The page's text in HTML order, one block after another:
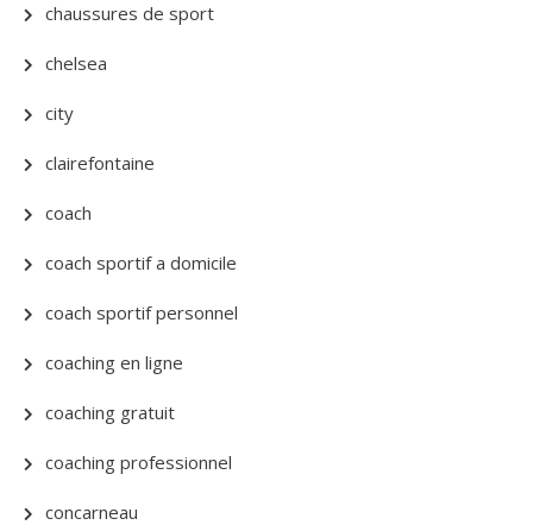
chaussures de sport
chelsea
city
clairefontaine
coach
coach sportif a domicile
coach sportif personnel
coaching en ligne
coaching gratuit
coaching professionnel
concarneau